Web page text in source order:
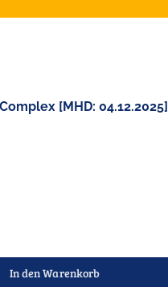
[MHD: 04.12.2025]
In den Warenkorb